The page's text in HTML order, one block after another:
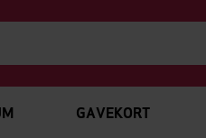
GAVEKORT